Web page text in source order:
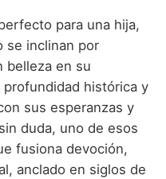
empiezan por D
empiezan por E
por F
empiezan por G
empiezan por H
Egipcios
Griegos
Mitológicos
Romanos
Vikingos
Chinos
Ingleses
Andaluces
Asturianos
Baleares
Canarios
para una hija,
se inclinan por
belleza en su
histórica y
sus esperanzas y
duda, uno de esos
fusiona devoción,
anclado en siglos de